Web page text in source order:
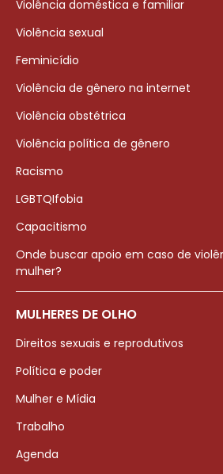
Violência doméstica e familiar
Violência sexual
Feminicídio
Violência de gênero na internet
Violência obstétrica
Violência política de gênero
Racismo
LGBTQIfobia
Capacitismo
Onde buscar apoio em caso de
mulher?
MULHERES DE OLHO
Direitos sexuais e reprodutivos
Política e poder
Mulher e Mídia
Trabalho
Agenda